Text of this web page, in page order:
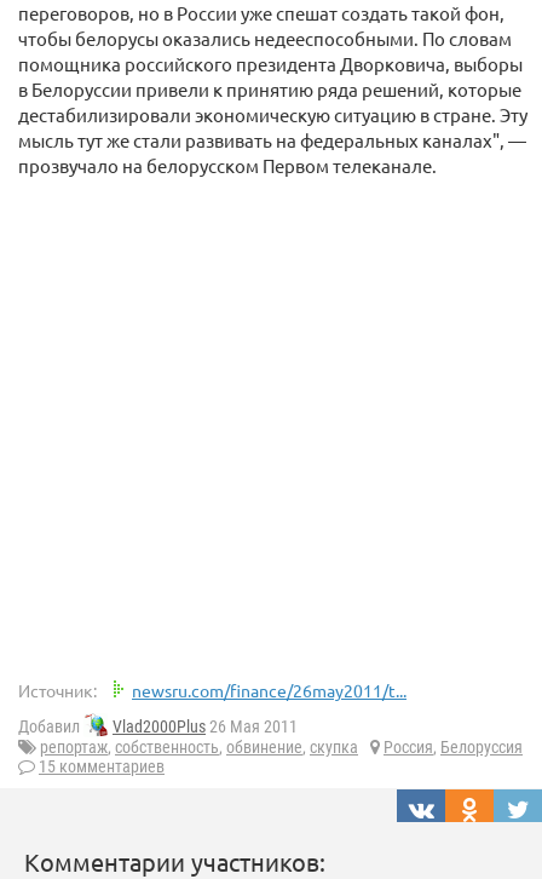
переговоров, но в России уже спешат создать такой фон,
чтобы белорусы оказались недееспособными. По словам
помощника российского президента Дворковича, выборы
в Белоруссии привели к принятию ряда решений, которые
дестабилизировали экономическую ситуацию в стране. Эту
мысль тут же стали развивать на федеральных каналах", —
прозвучало на белорусском Первом телеканале.
Источник: newsru.com/finance/26may2011/t...
Добавил Vlad2000Plus26 Мая 2011
репортаж, собственность, обвинение, скупка Россия, Белоруссия
15 комментариев
Комментарии участников: